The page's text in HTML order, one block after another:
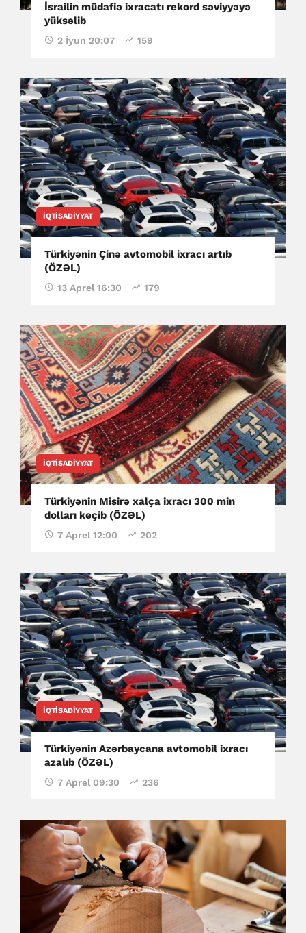
İsrailin müdafiə ixracatı rekord səviyyəyə
yüksəlib
2 İyun 20:07 159
İQTISADIYYAT
Türkiyənin Çinə avtomobil ixracı artıb
(ÖZƏL)
13 Aprel 16:30 179
İQTISADIYYAT
Türkiyənin Misirə xalça ixracı 300 min
dolları keçib (ÖZƏL)
7 Aprel 12:00 202
İQTISADIYYAT
Türkiyənin Azərbaycana avtomobil ixracı
azalıb (ÖZƏL)
7 Aprel 09:30 236